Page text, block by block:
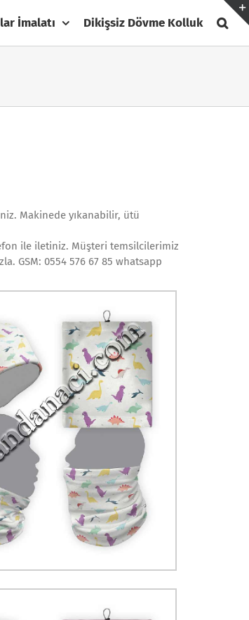
İmalatı Dikişsiz Dövme Kolluk
Makinede yıkanabilir, ütü
ile iletiniz. Müşteri temsilcilerimiz
GSM: 0554 576 67 85 whatsapp